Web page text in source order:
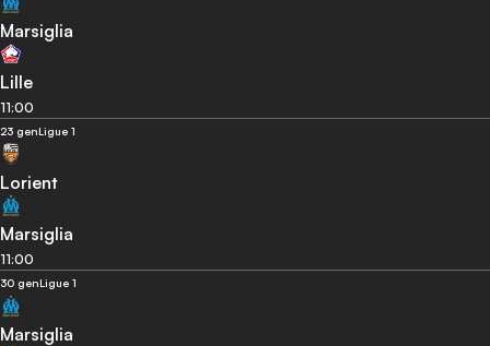
Marsiglia
Lille
11:00
23 genLigue 1
Lorient
Marsiglia
11:00
30 genLigue 1
Marsiglia